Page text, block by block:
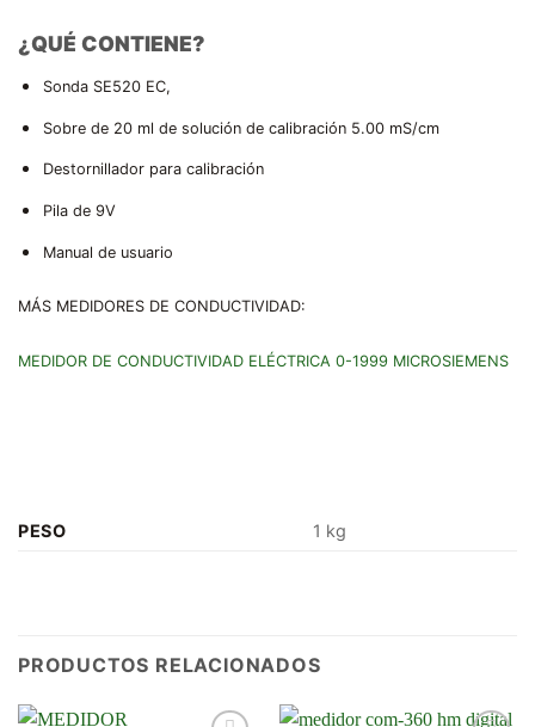
¿QUÉ CONTIENE?
Sonda SE520 EC,
Sobre de 20 ml de solución de calibración 5.00 mS/cm
Destornillador para calibración
Pila de 9V
Manual de usuario
MÁS MEDIDORES DE CONDUCTIVIDAD:
MEDIDOR DE CONDUCTIVIDAD ELÉCTRICA 0-1999 MICROSIEMENS
PESO 1 kg
PRODUCTOS RELACIONADOS